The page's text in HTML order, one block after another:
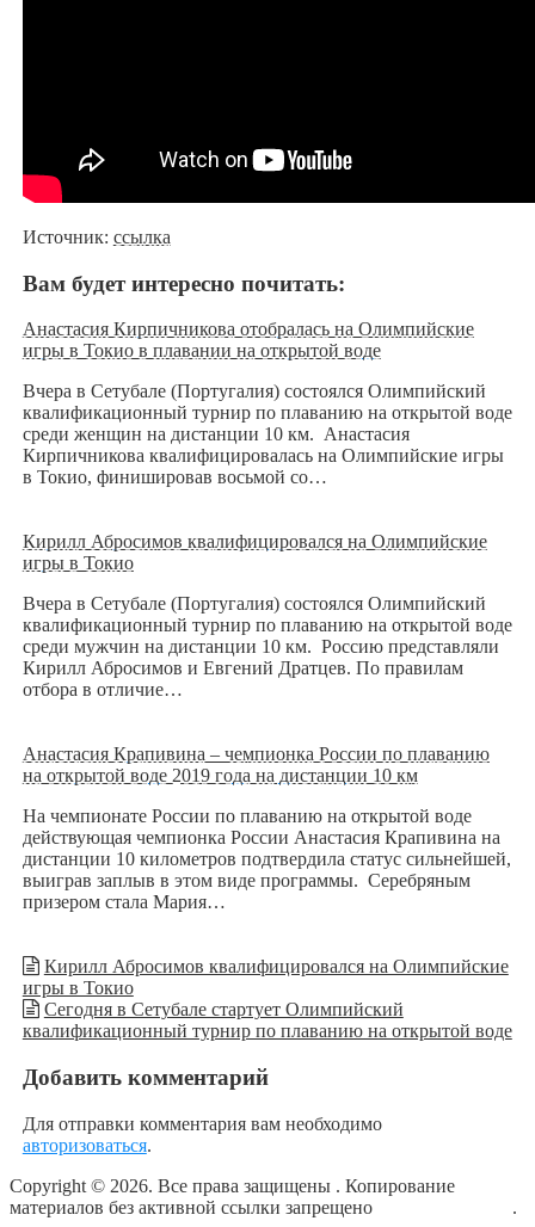
Источник: ссылка
Вам будет интересно почитать:
Анастасия Кирпичникова отобралась на Олимпийские
игры в Токио в плавании на открытой воде
Вчера в Сетубале (Португалия) состоялся Олимпийский
квалификационный турнир по плаванию на открытой воде
среди женщин на дистанции 10 км. Анастасия
Кирпичникова квалифицировалась на Олимпийские игры
в Токио, финишировав восьмой со…
Кирилл Абросимов квалифицировался на Олимпийские
игры в Токио
Вчера в Сетубале (Португалия) состоялся Олимпийский
квалификационный турнир по плаванию на открытой воде
среди мужчин на дистанции 10 км. Россию представляли
Кирилл Абросимов и Евгений Дратцев. По правилам
отбора в отличие…
Анастасия Крапивина – чемпионка России по плаванию
на открытой воде 2019 года на дистанции 10 км
На чемпионате России по плаванию на открытой воде
действующая чемпионка России Анастасия Крапивина на
дистанции 10 километров подтвердила статус сильнейшей,
выиграв заплыв в этом виде программы. Серебряным
призером стала Мария…
Кирилл Абросимов квалифицировался на Олимпийские
игры в Токио
Сегодня в Сетубале стартует Олимпийский
квалификационный турнир по плаванию на открытой воде
Добавить комментарий
Для отправки комментария вам необходимо
авторизоваться.
Copyright © 2026. Все права защищены . Копирование
материалов без активной ссылки запрещено
.